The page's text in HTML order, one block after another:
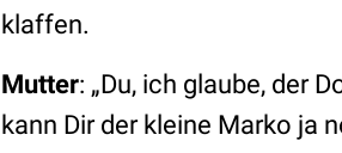
klaffen.
Mutter: „Du, ich glaube, der
kann Dir der kleine Marko ja